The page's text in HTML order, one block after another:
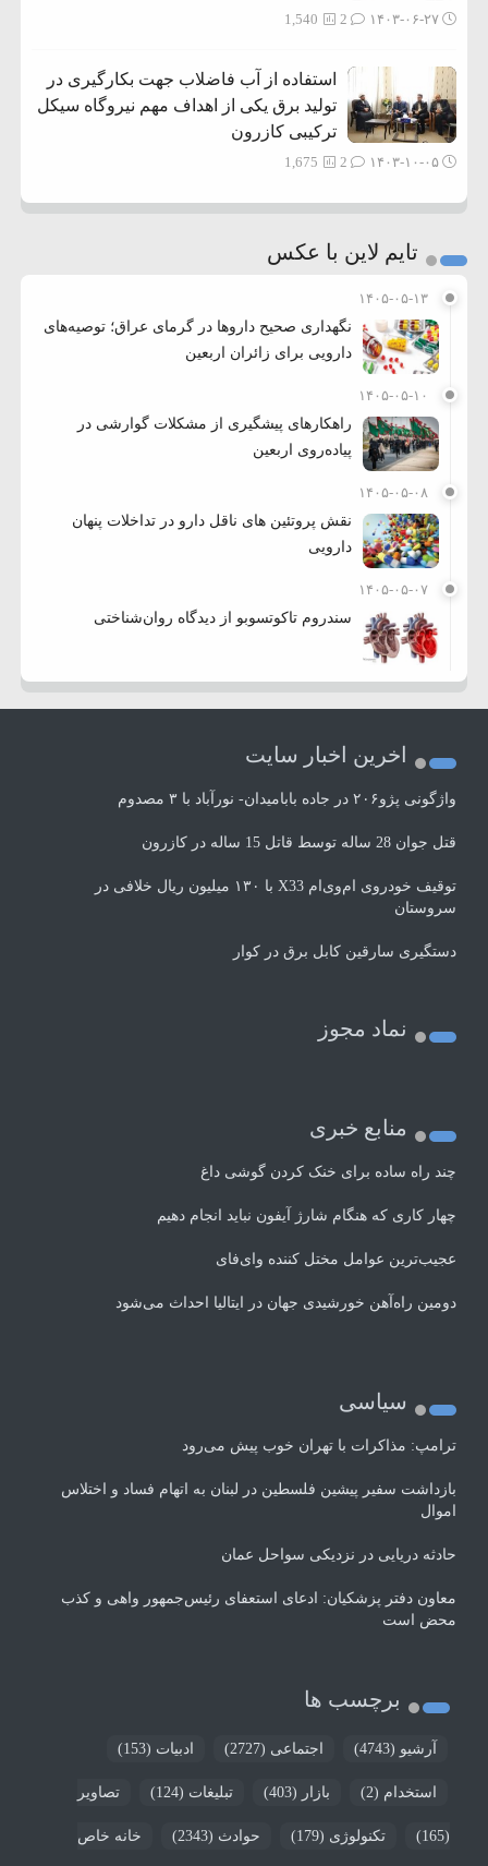
۱۴۰۳-۰۶-۲۷ 1,540
استفاده از آب فاضلاب جهت بکارگیری در
تولید برق یکی از اهداف مهم نیروگاه سیکل
ترکیبی کازرون
۱۴۰۳-۱۰-۰۵ 1,675
تایم لاین با عکس
۱۴۰۵-۰۵-۱۳
نگهداری صحیح داروها در گرمای عراق؛ توصیه‌های
دارویی برای زائران اربعین
۱۴۰۵-۰۵-۱۰
راهکارهای پیشگیری از مشکلات گوارشی در
پیاده‌روی اربعین
۱۴۰۵-۰۵-۰۸
نقش پروتئین های ناقل دارو در تداخلات پنهان
دارویی
۱۴۰۵-۰۵-۰۷
سندروم تاکوتسوبو از دیدگاه روان‌شناختی
اخرین اخبار سایت
واژگونی پژو۲۰۶ در جاده بابامیدان- نورآباد با ۳ مصدوم
قتل جوان 28 ساله توسط قاتل 15 ساله در کازرون
توقیف خودروی ام‌وی‌ام X33 با ۱۳۰ میلیون ریال خلافی در
سروستان
دستگیری سارقین کابل برق در کوار
نماد مجوز
منابع خبری
چند راه‌ ساده برای خنک کردن گوشی داغ
چهار کاری که هنگام شارژ آیفون نباید انجام دهیم
عجیب‌ترین عوامل مختل کننده وای‌فای
دومین راه‌آهن خورشیدی جهان در ایتالیا احداث می‌شود
سیاسی
ترامپ: مذاکرات با تهران خوب پیش می‌رود
بازداشت سفیر پیشین فلسطین در لبنان به اتهام فساد و اختلاس
اموال
حادثه دریایی در نزدیکی سواحل عمان
معاون دفتر پزشکیان: ادعای استعفای رئیس‌جمهور واهی و کذب
محض است
برچسب ها
آرشیو (4743) اجتماعی (2727) ادبیات (153)
استخدام (2) بازار (403) تبلیغات (124) تصاویر
(165) تکنولوژی (179) حوادث (2343) خانه خاص